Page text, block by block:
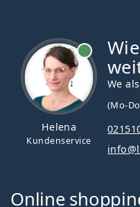
Helena
Kundenservice
We
(Mo-
Online